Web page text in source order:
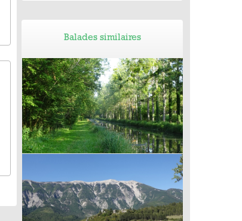
Balades similaires